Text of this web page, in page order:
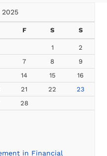
2025
F S S
1
2
7 8
9
14 15
16
21 22
23
28
in Financial